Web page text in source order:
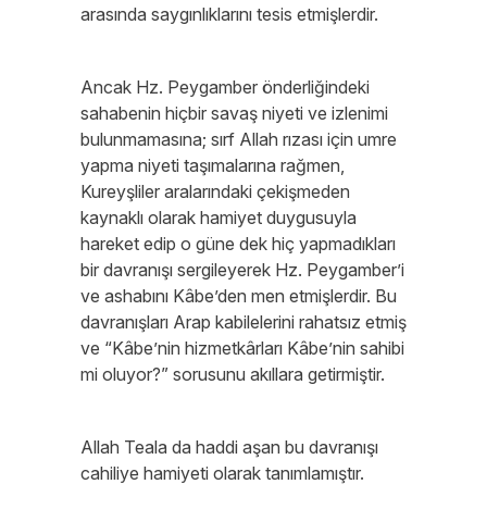
arasında saygınlıklarını tesis etmişlerdir.
Ancak Hz. Peygamber önderliğindeki
sahabenin hiçbir savaş niyeti ve izlenimi
bulunmamasına; sırf Allah rızası için umre
yapma niyeti taşımalarına rağmen,
Kureyşliler aralarındaki çekişmeden
kaynaklı olarak hamiyet duygusuyla
hareket edip o güne dek hiç yapmadıkları
bir davranışı sergileyerek Hz. Peygamber’i
ve ashabını Kâbe’den men etmişlerdir. Bu
davranışları Arap kabilelerini rahatsız etmiş
ve “Kâbe’nin hizmetkârları Kâbe’nin sahibi
mi oluyor?” sorusunu akıllara getirmiştir.
Allah Teala da haddi aşan bu davranışı
cahiliye hamiyeti olarak tanımlamıştır.